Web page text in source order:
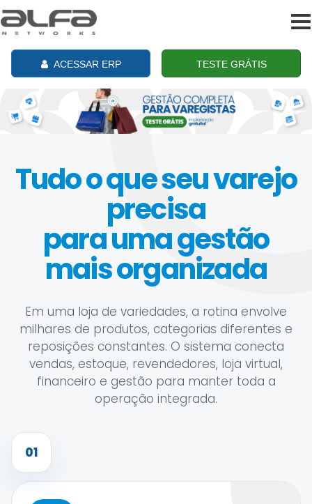
ACESSAR ERP TESTE GRÁTIS
Tudo o que seu varejo
precisa
para uma gestão
mais organizada
Em uma loja de variedades, a rotina envolve
milhares de produtos, categorias diferentes e
reposições constantes. O sistema conecta
vendas, estoque, revendedores, loja virtual,
financeiro e gestão para manter toda a
operação integrada.
01